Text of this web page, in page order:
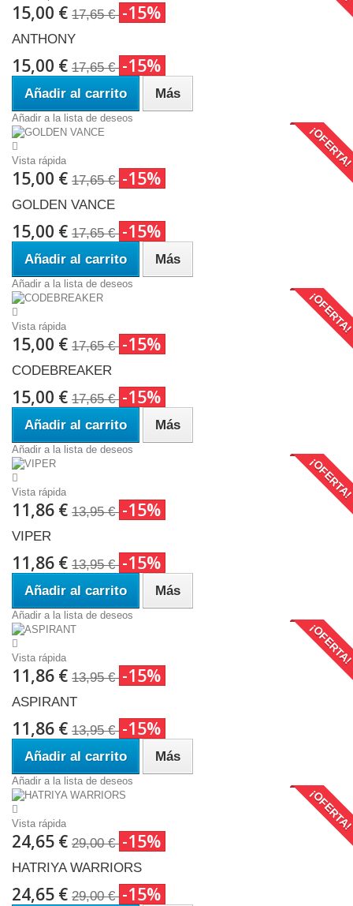
15,00 € 17,65 € -15%
ANTHONY
15,00 € 17,65 € -15%
Añadir al carrito Más
Añadir a la lista de deseos
Vista rápida
15,00 € 17,65 € -15%
GOLDEN VANCE
15,00 € 17,65 € -15%
Añadir al carrito Más
Añadir a la lista de deseos
Vista rápida
15,00 € 17,65 € -15%
CODEBREAKER
15,00 € 17,65 € -15%
Añadir al carrito Más
Añadir a la lista de deseos
Vista rápida
11,86 € 13,95 € -15%
VIPER
11,86 € 13,95 € -15%
Añadir al carrito Más
Añadir a la lista de deseos
Vista rápida
11,86 € 13,95 € -15%
ASPIRANT
11,86 € 13,95 € -15%
Añadir al carrito Más
Añadir a la lista de deseos
Vista rápida
24,65 € 29,00 € -15%
HATRIYA WARRIORS
24,65 € 29,00 € -15%